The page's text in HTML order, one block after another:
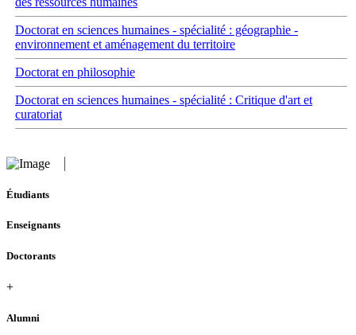
Doctorat en sciences humaines - spécialité : géographie -
environnement et aménagement du territoire
Doctorat en philosophie
Doctorat en sciences humaines - spécialité : Critique d'art et
curatoriat
Étudiants
Enseignants
Doctorants
+
Alumni